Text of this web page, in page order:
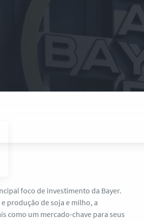
foco de investimento da Bayer.
produção de soja e milho, a
como um mercado-chave para seus